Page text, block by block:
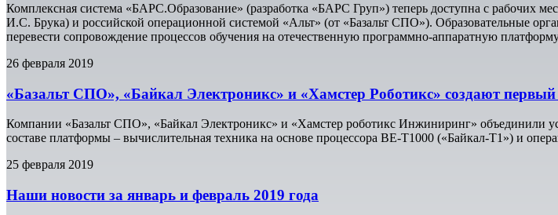
Комплексная система «БАРС.Образование» (разработка «БАРС Груп») теперь доступна с
И.С. Брука) и российской операционной системой «Альт» (от «Базальт СПО»). Образовательные
перевести сопровождение процессов обучения на отечественную программно-аппаратную
26 февраля 2019
«Базальт СПО», «Байкал Электроникс» и «Хамстер Роботикс» создают
Компании «Базальт СПО», «Байкал Электроникс» и «Хамстер роботикс Инжиниринг» объединили
составе платформы – вычислительная техника на основе процессора BE-T1000 («Байкал-Т1») и
25 февраля 2019
Наши новости за январь и февраль 2019 года